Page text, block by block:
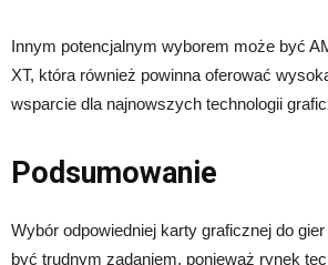
Innym potencjalnym wyborem może być
XT, która również powinna oferować
wsparcie dla najnowszych technologii
Podsumowanie
Wybór odpowiedniej karty graficznej do
być trudnym zadaniem, ponieważ rynek